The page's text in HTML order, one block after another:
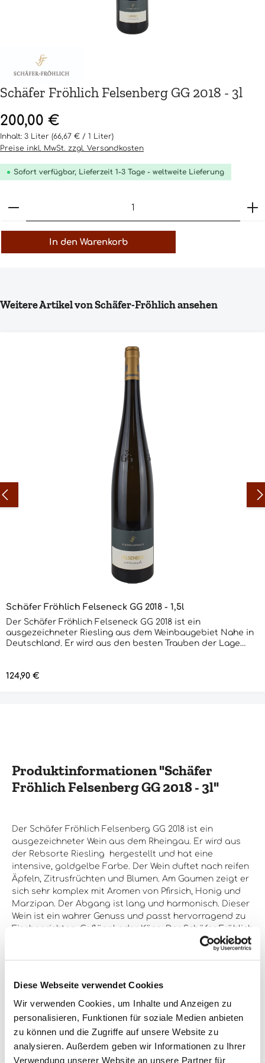
Diese Webseite verwendet Cookies
Wir verwenden Cookies, um Inhalte und Anzeigen zu
personalisieren, Funktionen für soziale Medien anbieten
zu können und die Zugriffe auf unsere Website zu
analysieren. Außerdem geben wir Informationen zu Ihrer
Verwendung unserer Website an unsere Partner für
Schäfer Fröhlich Felsenberg GG 2018 - 3l
Regulärer Preis:
200,00 €
Inhalt: 3 Liter (66,67 € / 1 Liter)
Preise inkl. MwSt. zzgl. Versandkosten
Sofort verfügbar, Lieferzeit 1-3 Tage - weltweite Lieferung
Produkt Anzahl: Gib den gewünschten Wert
In den Warenkorb
Produktgalerie überspringen
Weitere Artikel von Schäfer-Fröhlich ansehen
Schäfer Fröhlich Felseneck GG 2018 - 1,5l
Der Schäfer Fröhlich Felseneck GG 2018 ist ein
ausgezeichneter Riesling aus dem Weinbaugebiet Nahe in
Deutschland. Er wird aus den besten Trauben der Lage
mit grünen Reflexen. In der Nase überzeugt er mit Aromen
Regulärer Preis:
124,90 €
Produktinformationen "Schäfer
Fröhlich Felsenberg GG 2018 - 3l"
Der Schäfer Fröhlich Felsenberg GG 2018 ist ein
ausgezeichneter Wein aus dem Rheingau. Er wird aus
der Rebsorte Riesling hergestellt und hat eine
intensive, goldgelbe Farbe. Der Wein duftet nach reifen
Äpfeln, Zitrusfrüchten und Blumen. Am Gaumen zeigt er
sich sehr komplex mit Aromen von Pfirsich, Honig und
Marzipan. Der Abgang ist lang und harmonisch. Dieser
Wein ist ein wahrer Genuss und passt hervorragend zu
Fischgerichten, Geflügel oder Käse. Der Schäfer Fröhlich
Felsenberg GG 2018 ist in einer 3-Liter-Flasche erhältlich
Alkoholgehalt: 10% vol
Enthält Sulfite:
Farbe: weiß